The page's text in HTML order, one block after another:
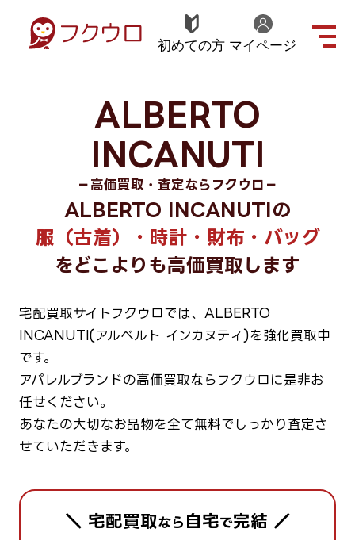
初めての方 マイページ
ALBERTO
INCANUTI
－高価買取・査定ならフクウロ－
ALBERTO INCANUTIの
服（古着）・時計・財布・バッグ
をどこよりも高価買取します
宅配買取サイトフクウロでは、ALBERTO
INCANUTI(アルベルト インカヌティ)を強化買取中
です。
アパレルブランドの高価買取ならフクウロに是非お
任せください。
あなたの大切なお品物を全て無料でしっかり査定さ
せていただきます。
＼ 宅配買取なら 自宅で完結 ／